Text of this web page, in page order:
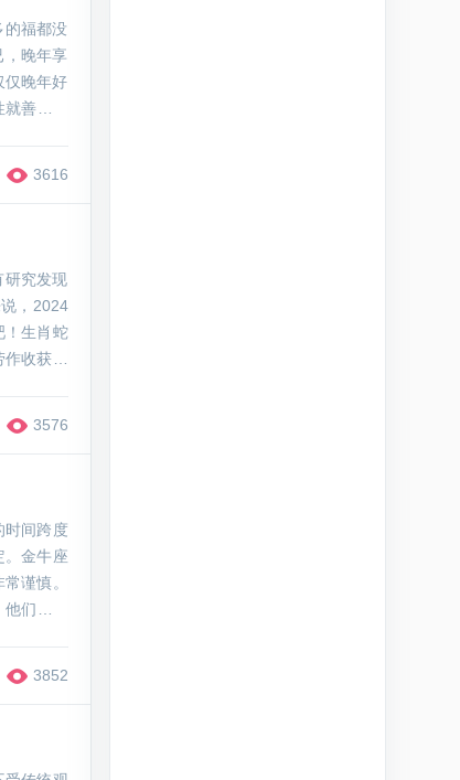
的福都没
，晚年享
仅晚年好
善良、
3616
研究发现
，2024
！生肖蛇
收获平
3576
时间跨度
。金牛座
谨慎。
们对物
3852